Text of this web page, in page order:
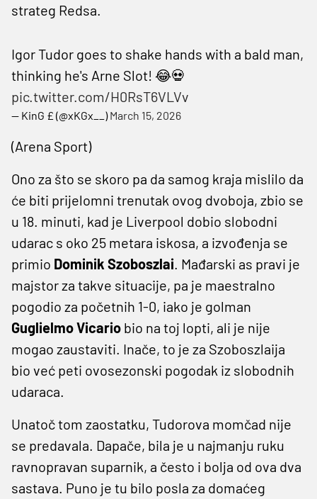
strateg Redsa.
Igor Tudor goes to shake hands with a bald man,
thinking he's Arne Slot! 😂💀
pic.twitter.com/H0RsT6VLVv
— KinG £ (@xKGx__)March 15, 2026
(Arena Sport)
Ono za što se skoro pa da samog kraja mislilo da
će biti prijelomni trenutak ovog dvoboja, zbio se
u 18. minuti, kad je Liverpool dobio slobodni
udarac s oko 25 metara iskosa, a izvođenja se
primio Dominik Szoboszlai. Mađarski as pravi je
majstor za takve situacije, pa je maestralno
pogodio za početnih 1-0, iako je golman
Guglielmo Vicario bio na toj lopti, ali je nije
mogao zaustaviti. Inače, to je za Szoboszlaija
bio već peti ovosezonski pogodak iz slobodnih
udaraca.
Unatoč tom zaostatku, Tudorova momčad nije
se predavala. Dapače, bila je u najmanju ruku
ravnopravan suparnik, a često i bolja od ova dva
sastava. Puno je tu bilo posla za domaćeg